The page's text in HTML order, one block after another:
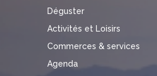
Déguster
Activités et Loisirs
Commerces & services
Agenda